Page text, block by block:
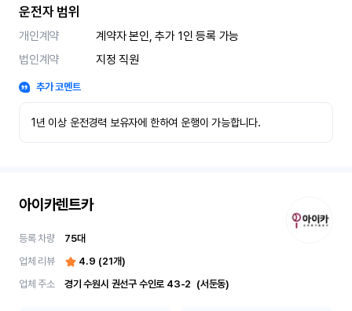
운전자 범위
개인계약
계약자 본인, 추가 1인 등록 가능
법인계약
지정 직원
추가 코멘트
1년 이상 운전경력 보유자에 한하여 운행이 가능합니다.
아이카렌트카
등록 차량 75대
업체 리뷰
4.9 (21개)
업체 주소
경기 수원시 권선구 수인로 43-2	(서둔동)